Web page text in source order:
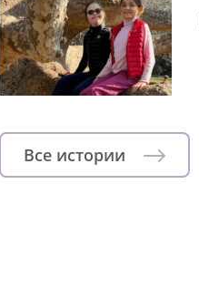
Все истории